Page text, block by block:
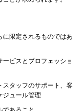
限定されるものではあ
ビスとプロフェッショ
スタッフのサポート、客
ジュール管理